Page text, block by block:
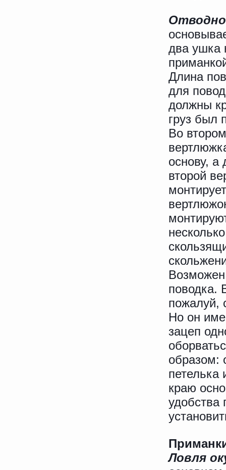
два ушка
Длина
для
должны
груз был
Во
основу, а
второй
Возможен
поводка.
пожалуй,
Но он
зацеп
образом:
петелька
краю
удобства
Ловля